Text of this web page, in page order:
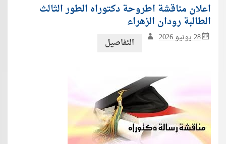
اعلان مناقشة اطروحة دكتوراه الطور الثالث
الطالبة رودان الزهراء
28 يونيو 2026 التفاصيل